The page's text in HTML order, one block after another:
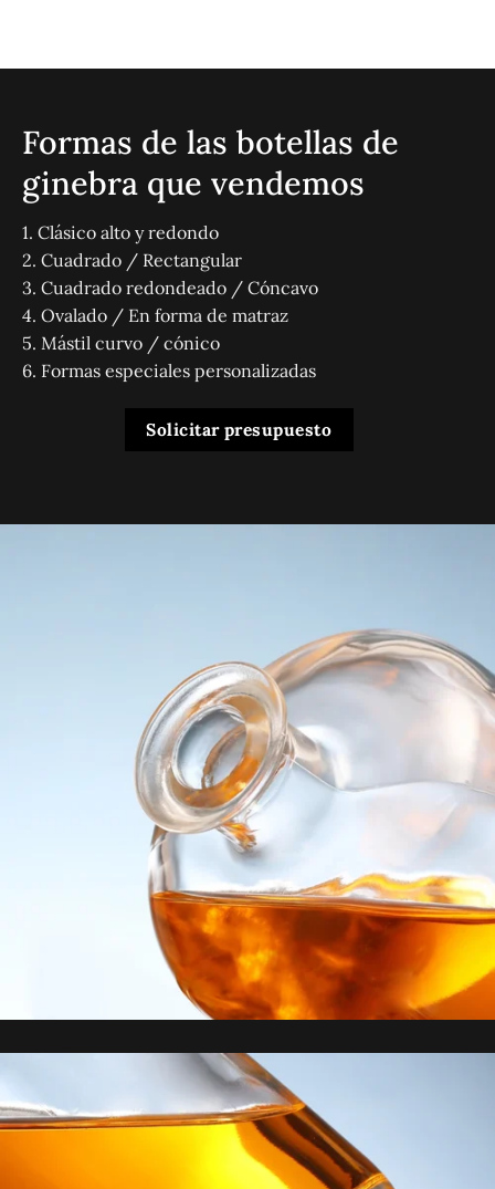
Formas de las botellas de
ginebra que vendemos
1. Clásico alto y redondo
2. Cuadrado / Rectangular
3. Cuadrado redondeado / Cóncavo
4. Ovalado / En forma de matraz
5. Mástil curvo / cónico
6. Formas especiales personalizadas
Solicitar presupuesto